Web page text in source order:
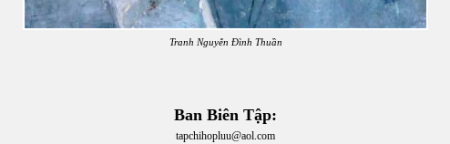
Tranh Nguyễn Đình Thuần
Ban Biên Tập:
tapchihopluu@aol.com